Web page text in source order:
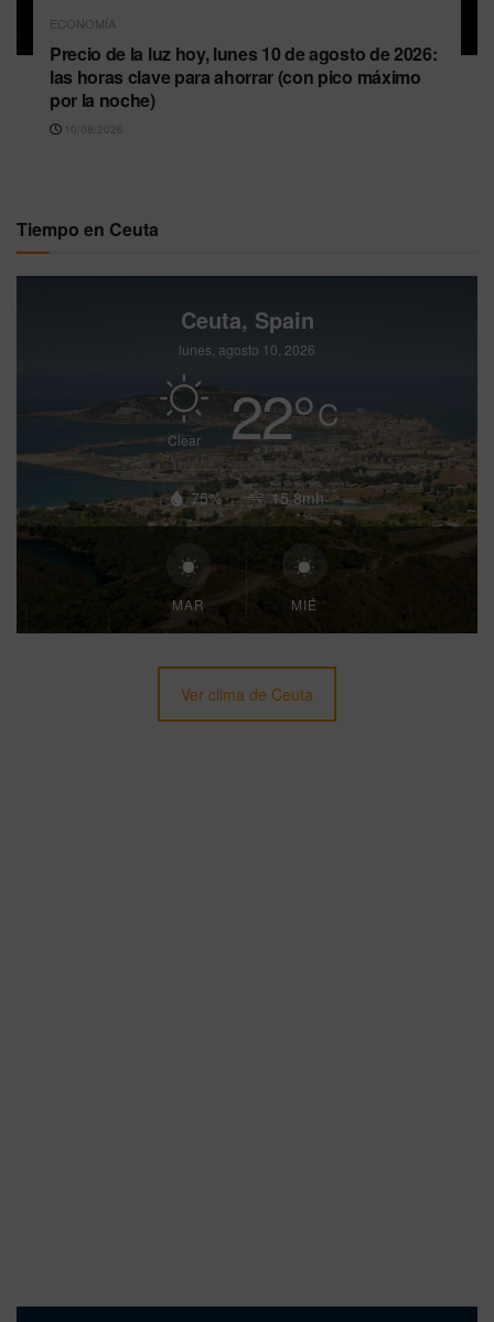
ECONOMÍA
Precio de la luz hoy, lunes 10 de agosto de 2026:
las horas clave para ahorrar (con pico máximo
por la noche)
10/08/2026
Tiempo en Ceuta
Ceuta, Spain
lunes, agosto 10, 2026
Clear 22°C
75% 15.8mh
MAR MIÉ
Ver clima de Ceuta